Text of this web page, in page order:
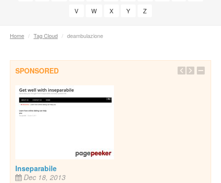
V
W X Y Z
Home / Tag Cloud / deambulazione
SPONSORED
Inseparabile
Dec 18, 2013